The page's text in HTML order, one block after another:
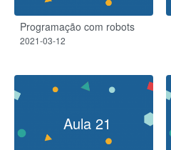
Programação com robots
2021-03-12
Aula 21